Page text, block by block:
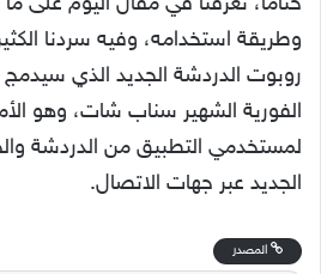
وطريقة استخدامه، وفيه سردنا
روبوت الدردشة الجديد الذي
الفورية الشهير سناب شات، وهو
لمستخدمي التطبيق من الدردشة
الجديد عبر جهات الاتصال.
المصدر